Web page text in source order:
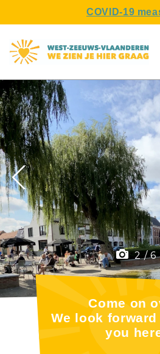
COVID-19
F 2/6
Come on
We look
you